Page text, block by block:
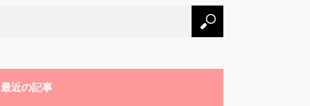
最近の記事